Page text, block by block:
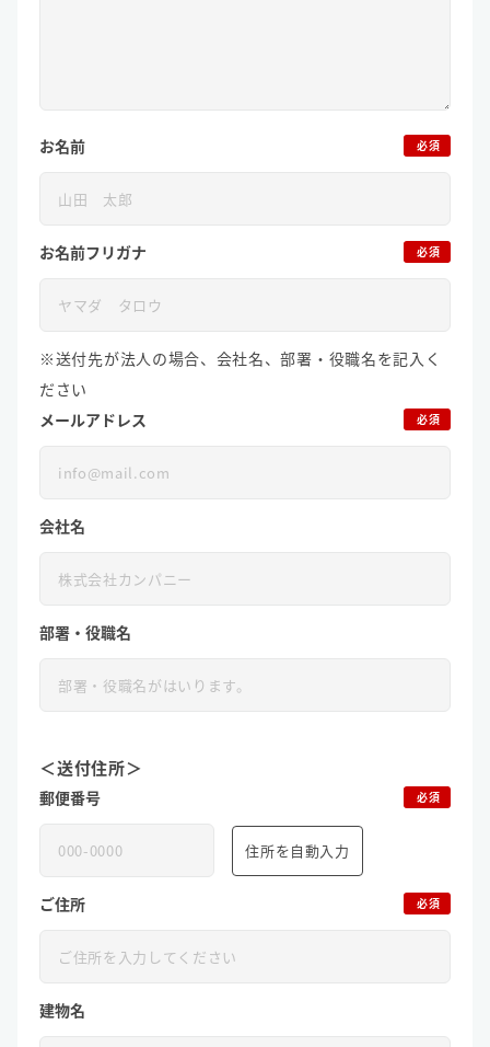
お名前 必須
お名前フリガナ 必須
※送付先が法人の場合、会社名、部署・役職名を記入く
ださい
メールアドレス
必須
会社名
部署・役職名
＜送付住所＞
郵便番号 必須
住所を自動入力
ご住所 必須
建物名